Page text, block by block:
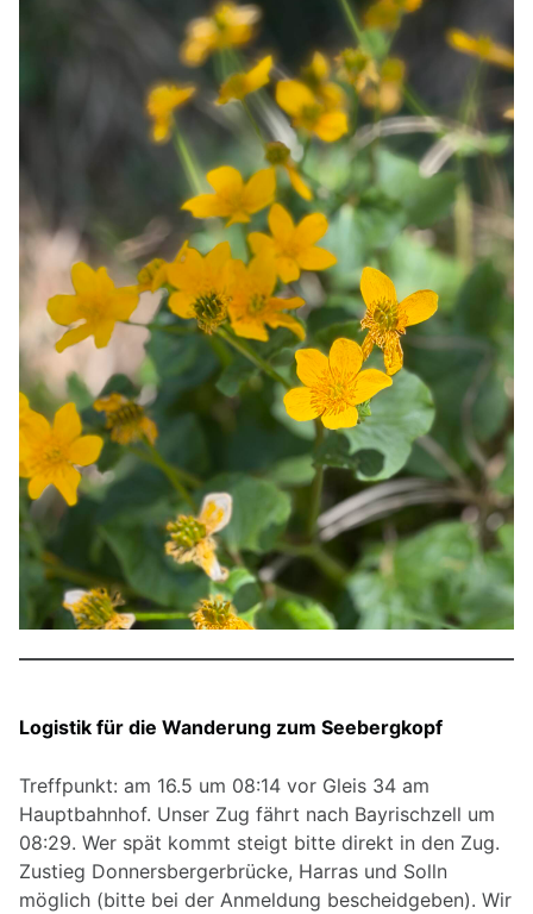
Logistik für die Wanderung zum Seebergkopf
Treffpunkt: am 16.5 um 08:14 vor Gleis 34 am
Hauptbahnhof. Unser Zug fährt nach Bayrischzell um
08:29. Wer spät kommt steigt bitte direkt in den Zug.
Zustieg Donnersbergerbrücke, Harras und Solln
möglich (bitte bei der Anmeldung bescheidgeben). Wir